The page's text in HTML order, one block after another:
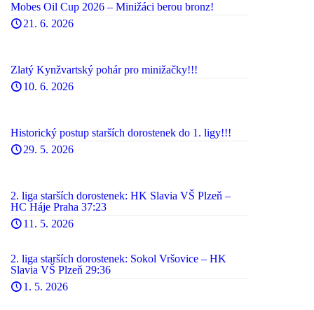
Mobes Oil Cup 2026 – Minižáci berou bronz!
21. 6. 2026
Zlatý Kynžvartský pohár pro minižačky!!!
10. 6. 2026
Historický postup starších dorostenek do 1. ligy!!!
29. 5. 2026
2. liga starších dorostenek: HK Slavia VŠ Plzeň –
HC Háje Praha 37:23
11. 5. 2026
2. liga starších dorostenek: Sokol Vršovice – HK
Slavia VŠ Plzeň 29:36
1. 5. 2026